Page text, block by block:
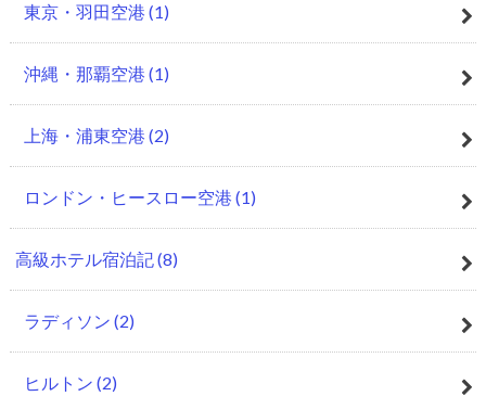
東京・羽田空港 (1)
沖縄・那覇空港 (1)
上海・浦東空港 (2)
ロンドン・ヒースロー空港 (1)
高級ホテル宿泊記(8)
ラディソン (2)
ヒルトン (2)